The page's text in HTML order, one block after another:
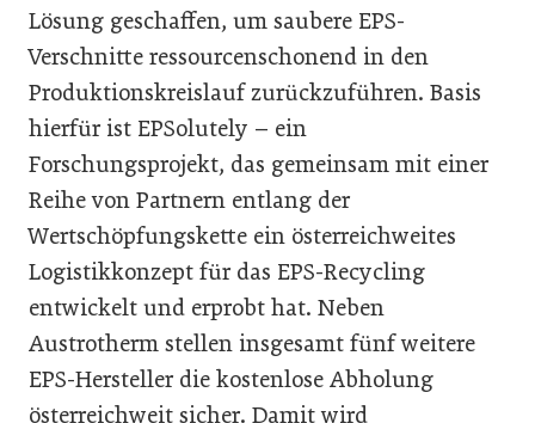
Lösung geschaffen, um saubere EPS-
Verschnitte ressourcenschonend in den
Produktionskreislauf zurückzuführen. Basis
hierfür ist EPSolutely – ein
Forschungsprojekt, das gemeinsam mit einer
Reihe von Partnern entlang der
Wertschöpfungskette ein österreichweites
Logistikkonzept für das EPS-Recycling
entwickelt und erprobt hat. Neben
Austrotherm stellen insgesamt fünf weitere
EPS-Hersteller die kostenlose Abholung
österreichweit sicher. Damit wird